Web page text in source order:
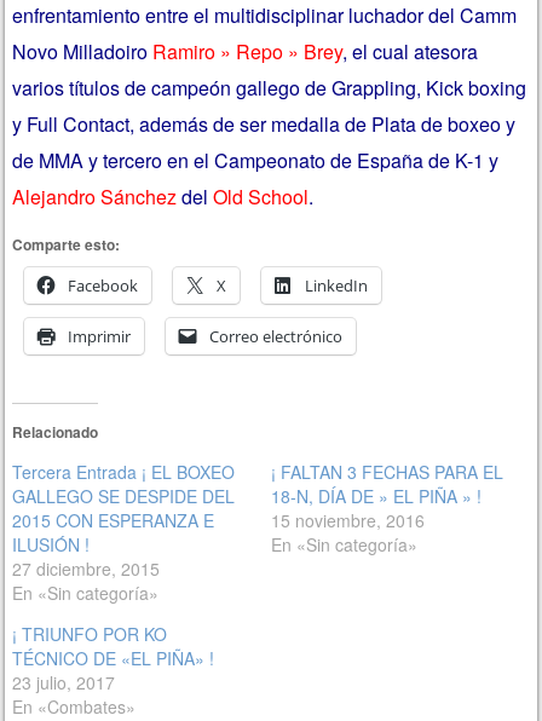
enfrentamiento entre el multidisciplinar luchador del Camm
Novo Milladoiro Ramiro » Repo » Brey, el cual atesora
varios títulos de campeón gallego de Grappling, Kick boxing
y Full Contact, además de ser medalla de Plata de boxeo y
de MMA y tercero en el Campeonato de España de K-1 y
Alejandro SánchezdelOld School.
Comparte esto:
Facebook
X LinkedIn
Imprimir Correo electrónico
Relacionado
Tercera Entrada ¡ EL BOXEO
GALLEGO SE DESPIDE DEL
2015 CON ESPERANZA E
ILUSIÓN !
27 diciembre, 2015
En «Sin categoría»
¡ FALTAN 3 FECHAS PARA EL
18-N, DÍA DE » EL PIÑA » !
15 noviembre, 2016
En «Sin categoría»
¡ TRIUNFO POR KO
TÉCNICO DE «EL PIÑA» !
23 julio, 2017
En «Combates»